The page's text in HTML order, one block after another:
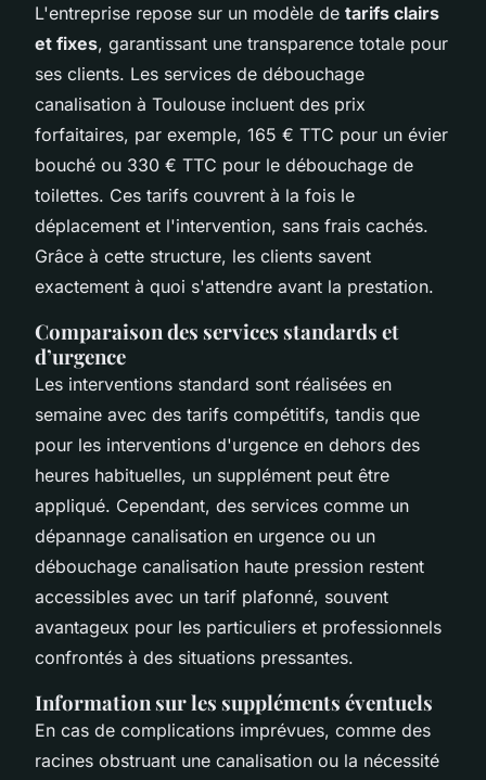
L'entreprise repose sur un modèle de tarifs clairs
et fixes, garantissant une transparence totale pour
ses clients. Les services de débouchage
canalisation à Toulouse incluent des prix
forfaitaires, par exemple, 165 € TTC pour un évier
bouché ou 330 € TTC pour le débouchage de
toilettes. Ces tarifs couvrent à la fois le
déplacement et l'intervention, sans frais cachés.
Grâce à cette structure, les clients savent
exactement à quoi s'attendre avant la prestation.
Comparaison des services standards et
d’urgence
Les interventions standard sont réalisées en
semaine avec des tarifs compétitifs, tandis que
pour les interventions d'urgence en dehors des
heures habituelles, un supplément peut être
appliqué. Cependant, des services comme un
dépannage canalisation en urgence ou un
débouchage canalisation haute pression restent
accessibles avec un tarif plafonné, souvent
avantageux pour les particuliers et professionnels
confrontés à des situations pressantes.
Information sur les suppléments éventuels
En cas de complications imprévues, comme des
racines obstruant une canalisation ou la nécessité